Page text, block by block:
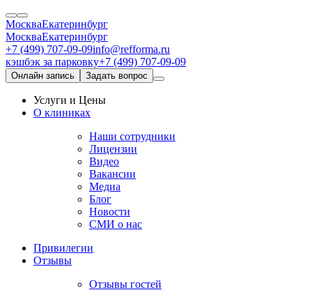
МоскваЕкатеринбург
МоскваЕкатеринбург
+7 (499) 707-09-09info@refforma.ru
кэшбэк за парковку+7 (499) 707-09-09
Онлайн запись Задать вопрос
Услуги и Цены
О клиниках
Наши сотрудники
Лицензии
Видео
Вакансии
Медиа
Блог
Новости
СМИ о нас
Привилегии
Отзывы
Отзывы гостей